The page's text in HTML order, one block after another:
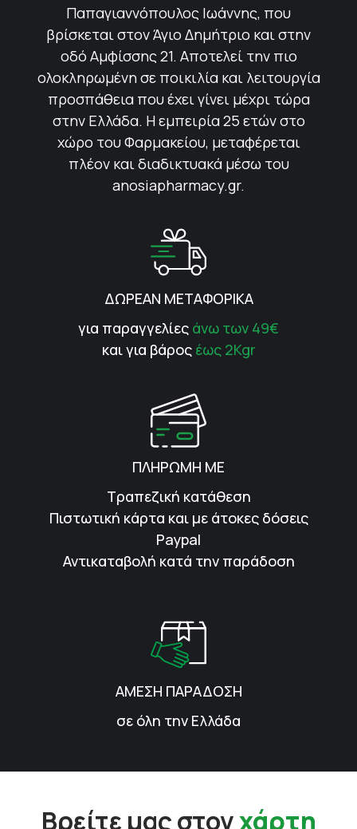
Παπαγιαννόπουλος Ιωάννης, που
βρίσκεται στον Άγιο Δημήτριο και στην
οδό Αμφίσσης 21. Αποτελεί την πιο
ολοκληρωμένη σε ποικιλία και λειτουργία
προσπάθεια που έχει γίνει μέχρι τώρα
στην Ελλάδα. Η εμπειρία 25 ετών στο
χώρο του Φαρμακείου, μεταφέρεται
πλέον και διαδικτυακά μέσω του
anosiapharmacy.gr.
ΔΩΡΕΑΝ ΜΕΤΑΦΟΡΙΚΑ
για παραγγελίες άνω των 49€
και για βάρος έως 2Kgr
ΠΛΗΡΩΜΗ ΜΕ
Τραπεζική κατάθεση
Πιστωτική κάρτα και με άτοκες δόσεις
Paypal
Αντικαταβολή κατά την παράδοση
ΑΜΕΣΗ ΠΑΡΑΔΟΣΗ
σε όλη την Ελλάδα
Βρείτε μας στονχάρτη